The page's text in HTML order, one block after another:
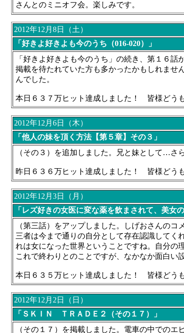
さんとのミニオフ会。楽しみです。
2012年12月8日（土）
「好きよ好きよも今のうち（016-020）」
「好きよ好きよも今のうち」の続き、第１６話
掲載を待たれていた方も多かったかもしれませ
んでした。
本日６３７万ヒット達成しました！ 皆様どう
2012年12月6日（木）
「他人の妹を頂く方法【第５章】その３」
（その３）を追加しました。兄と妹として…さ
昨日６３６万ヒット達成しました！ 皆様どう
2012年12月3日（月）
「レズ好きの女医に変な薬を飲まされて、美女
（第三話）をアップしました。しげおさんの
三者は今まで通りの自分として存在認識してく
れは女になった世界ということですね。自分の
これで終わりとのことですが、なかなか面白い
本日６３５万ヒット達成しました！ 皆様どう
2012年12月2日（日）
「ＳＫＩＮ ＴＲＡＤＥ２（その１７）」
（その１７）を掲載しました。電車の中でのエ